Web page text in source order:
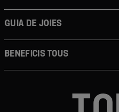
Guia de joies
Beneficis TOUS